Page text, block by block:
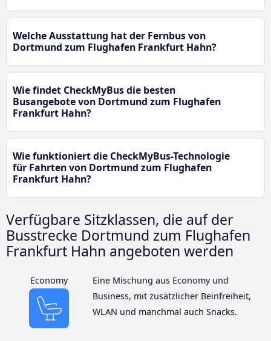
Welche Ausstattung hat der Fernbus von
Dortmund zum Flughafen Frankfurt Hahn?
Wie findet CheckMyBus die besten
Busangebote von Dortmund zum Flughafen
Frankfurt Hahn?
Wie funktioniert die CheckMyBus-Technologie
für Fahrten von Dortmund zum Flughafen
Frankfurt Hahn?
Verfügbare Sitzklassen, die auf der
Busstrecke Dortmund zum Flughafen
Frankfurt Hahn angeboten werden
Economy
Eine Mischung aus Economy und
Business, mit zusätzlicher Beinfreiheit,
WLAN und manchmal auch Snacks.